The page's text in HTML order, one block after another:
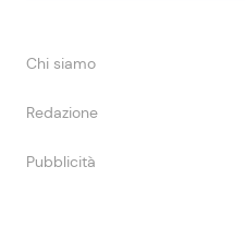
Chi siamo
Redazione
Pubblicità